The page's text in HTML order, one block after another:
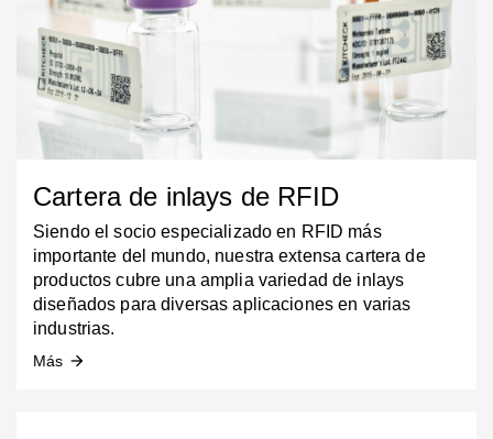
Cartera de inlays de RFID
Siendo el socio especializado en RFID más
importante del mundo, nuestra extensa cartera de
productos cubre una amplia variedad de inlays
diseñados para diversas aplicaciones en varias
industrias.
Más arrow_forward